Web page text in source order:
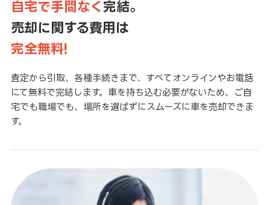
自宅で手間なく 完結。
売却に関する費用は
完全無料!
査定から引取、各種手続きまで、すべてオンラインやお電話
にて無料で完結します。車を持ち込む必要がないため、ご自
宅でも職場でも、場所を選ばずにスムーズに車を売却できま
す。